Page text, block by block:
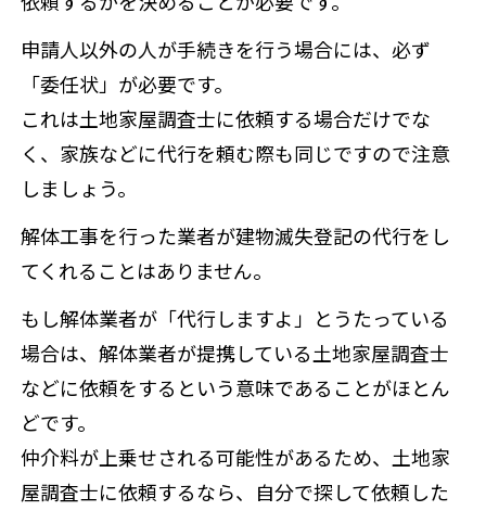
申請人以外の人が手続きを行う場合には、必ず
「委任状」が必要です。
これは土地家屋調査士に依頼する場合だけでな
く、家族などに代行を頼む際も同じですので注意
しましょう。
解体工事を行った業者が建物滅失登記の代行をし
てくれることはありません。
もし解体業者が「代行しますよ」とうたっている
場合は、解体業者が提携している土地家屋調査士
などに依頼をするという意味であることがほとん
どです。
仲介料が上乗せされる可能性があるため、土地家
屋調査士に依頼するなら、自分で探して依頼した